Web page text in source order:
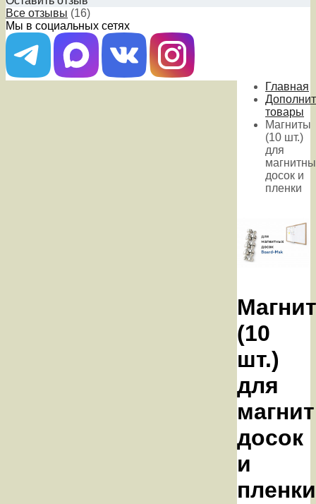
Все отзывы (16)
Мы в социальных сетях
Главная
товары
Магниты
(10 шт.)
для
досок и
пленки
(10
шт.)
для
досок
и
пленки